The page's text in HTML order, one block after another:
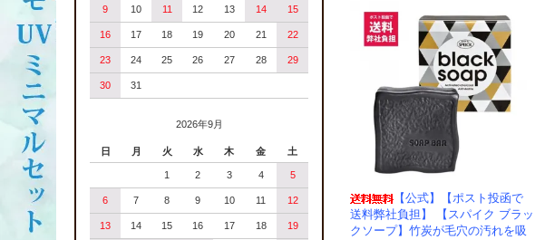
【公式】【ポスト投函で
送料弊社負担】 【スパイク ブラッ
クソープ】竹炭が毛穴の汚れを吸
9 10 11 12 13 14 15
16 17 18 19 20 21 22
23 24 25 26 27 28 29
30 31
2026年9月
日 月 火 水 木 金 土
1 2 3 4 5
6 7 8 9 10 11 12
13 14 15 16 17 18 19